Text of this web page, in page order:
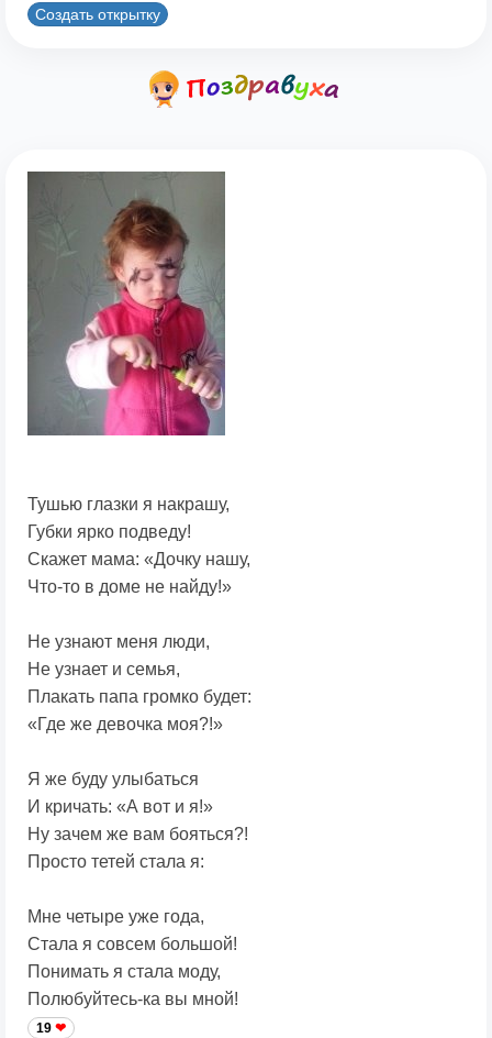
Создать открытку
Тушью глазки я накрашу,
Губки ярко подведу!
Скажет мама: «Дочку нашу,
Что-то в доме не найду!»
Не узнают меня люди,
Не узнает и семья,
Плакать папа громко будет:
«Где же девочка моя?!»
Я же буду улыбаться
И кричать: «А вот и я!»
Ну зачем же вам бояться?!
Просто тетей стала я:
Мне четыре уже года,
Стала я совсем большой!
Понимать я стала моду,
Полюбуйтесь-ка вы мной!
19